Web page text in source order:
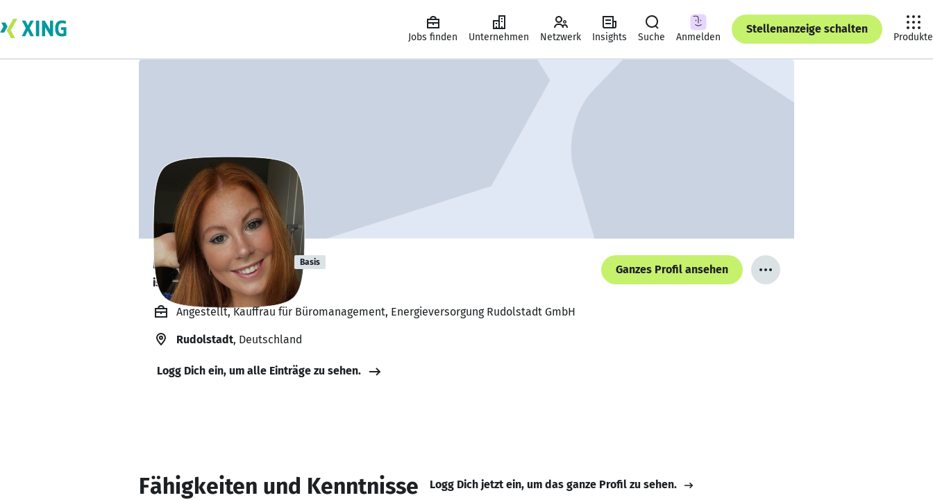
Jobs finden Unternehmen Netzwerk Insights Suche Anmelden
Stellenanzeige schalten
Produkte
Madlen Hübner Basis
ist offen für Projekte. 🔎
Ganzes Profil ansehen
Angestellt, Kauffrau für Büromanagement, Energieversorgung Rudolstadt GmbH
Rudolstadt, Deutschland
Logg Dich ein, um alle Einträge zu sehen.
Fähigkeiten und Kenntnisse Logg Dich jetzt ein, um das ganze Profil zu sehen.